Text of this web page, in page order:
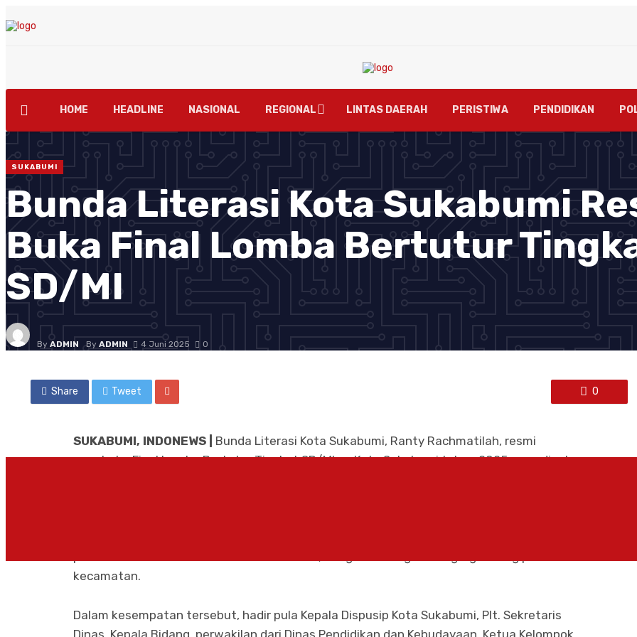
HOME HEADLINE NASIONAL REGIONAL LINTAS DAERAH PERISTIWA PENDIDIKAN
SUKABUMI
Bunda Literasi Kota Sukabumi
Buka Final Lomba Bertutur
SD/MI
By ADMIN ByADMIN 4 Juni 2025 0
Share Tweet 0
SUKABUMI, INDONEWS | Bunda Literasi Kota Sukabumi, Ranty Rachmatilah, resmi
membuka Final Lomba Bertutur Tingkat SD/MI se Kota Sukabumi tahun 2025 yang digelar
kecamatan.
Dalam kesempatan tersebut, hadir pula Kepala Dispusip Kota Sukabumi, Plt. Sekretaris